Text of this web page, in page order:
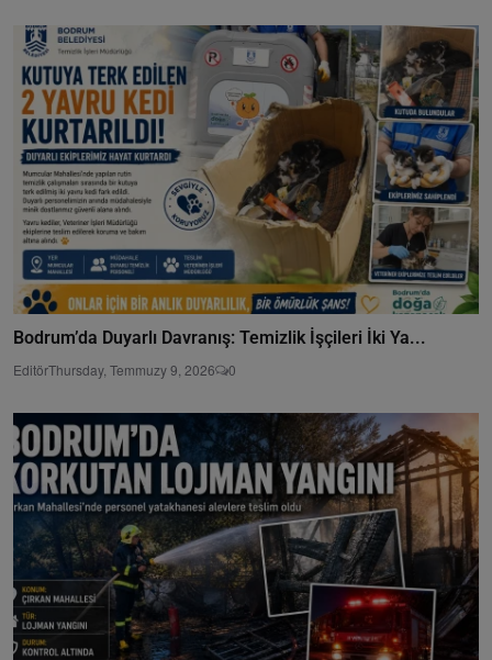
Bodrum’da Duyarlı Davranış: Temizlik İşçileri İki Ya...
EditörThursday, Temmuzy 9, 2026 0